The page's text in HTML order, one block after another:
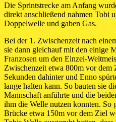
Die Sprintstrecke am Anfang
direkt anschließend nahmen Tobi
Doppelwelle und gaben Gas.
Bei der 1. Zwischenzeit nach
sie dann gleichauf mit den einige
Franzosen um den Einzel-
Zwischenzeit etwa 800m vor dem
Sekunden dahinter und Enno
lange halten kann. So bauten sie
Mannschaft anführte und die
ihm die Welle nutzen konnten. So
Brücke etwa 150m vor dem Ziel